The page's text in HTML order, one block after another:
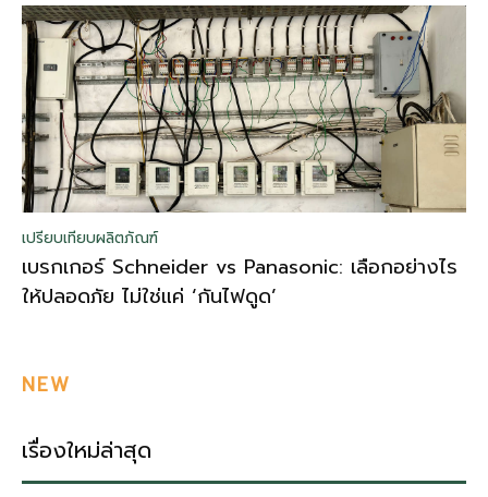
เปรียบเทียบผลิตภัณฑ์
เบรกเกอร์ Schneider vs Panasonic: เลือกอย่างไร
ให้ปลอดภัย ไม่ใช่แค่ ‘กันไฟดูด’
NEW
เรื่องใหม่ล่าสุด